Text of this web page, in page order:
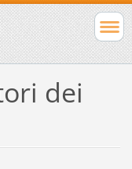
dei